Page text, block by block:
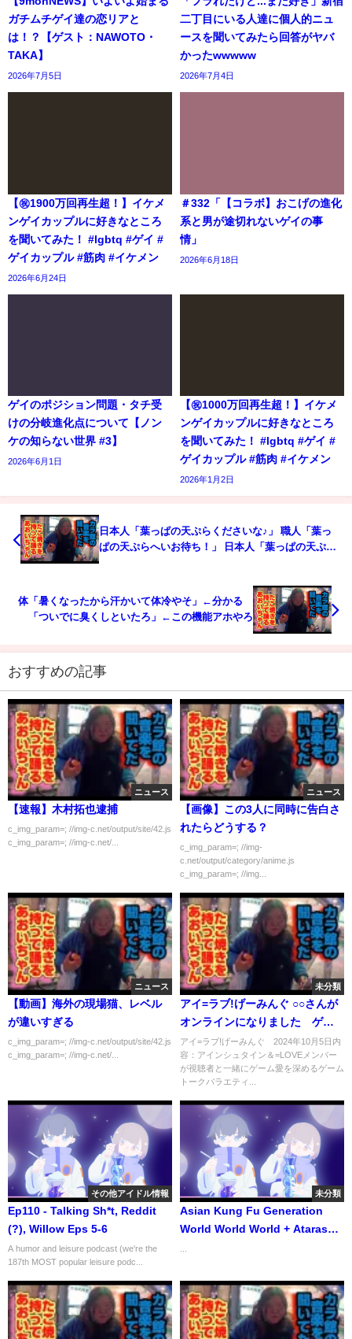
ガチムチゲイ達の恋リアと
は！？【ゲスト：NAWOTO・
TAKA】
2026年7月5日
二丁目にいる人達に個人的ニュ
ースを聞いてみたら回答がヤバ
かったwwwww
2026年7月4日
【㊗️1900万回再生超！】イケメ
ンゲイカップルに好きなところ
を聞いてみた！ #lgbtq #ゲイ #
ゲイカップル #筋肉 #イケメン
2026年6月24日
＃332「【コラボ】おこげの進化
系と男が途切れないゲイの事
情」
2026年6月18日
ゲイのポジション問題・タチ受
けの分岐進化点について【ノン
ケの知らない世界 #3】
2026年6月1日
【㊗️1000万回再生超！】イケメ
ンゲイカップルに好きなところ
を聞いてみた！ #lgbtq #ゲイ #
ゲイカップル #筋肉 #イケメン
2026年1月2日
日本人「葉っぱの天ぷらくださいな♪」 職人「葉っ
ぱの天ぷらへいお待ち！」 日本人「葉っぱの天ぷら
体「暑くなったから汗かいて体冷やそ」←分かる
「ついでに臭くしといたろ」←この機能アホやろ
おすすめの記事
ニュース
【速報】木村拓也逮捕
c_img_param=; //img-c.net/output/site/42.js
c_img_param=; //img-c.net/...
ニュース
【画像】この3人に同時に告白さ
れたらどうする？
c_img_param=; //img-
c.net/output/category/anime.js
c_img_param=; //img...
ニュース
【動画】海外の現場猫、レベル
が違いすぎる
c_img_param=; //img-c.net/output/site/42.js
c_img_param=; //img-c.net/...
未分類
アイ=ラブ!げーみんぐ ○○さんが
オンラインになりました ゲス
ト：瀧脇笙古 10月5日
アイ=ラブ!げーみんぐ 2024年10月5日内
容：アインシュタイン＆=LOVEメンバー
が視聴者と一緒にゲーム愛を深めるゲーム
トークバラエティ...
その他アイドル情報
Ep110 - Talking Sh*t, Reddit
(?), Willow Eps 5-6
A humor and leisure podcast (we're the
187th MOST popular leisure podc...
未分類
Asian Kung Fu Generation
World World World + Atarashii